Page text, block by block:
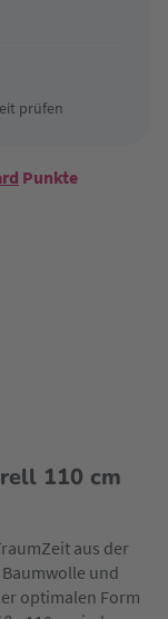
prüfen
Punkte
110 cm
aus der
und
optimalen Form